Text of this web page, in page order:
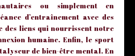
ou simplement en
d’entraînement avec des
des liens qui nourrissent notre
humaine. Enfin, le sport
de bien-être mental. En